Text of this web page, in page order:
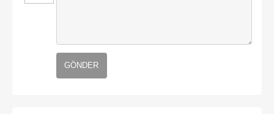
GÖNDER